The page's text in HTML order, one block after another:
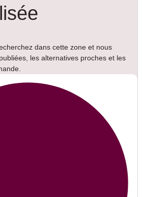
dans cette zone et nous
les alternatives proches et les